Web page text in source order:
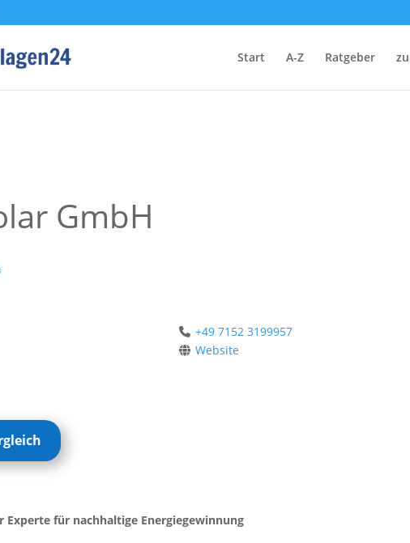
Start A-Z Ratgeber
GmbH
+49 7152 3199957
Website
Experte für nachhaltige Energiegewinnung